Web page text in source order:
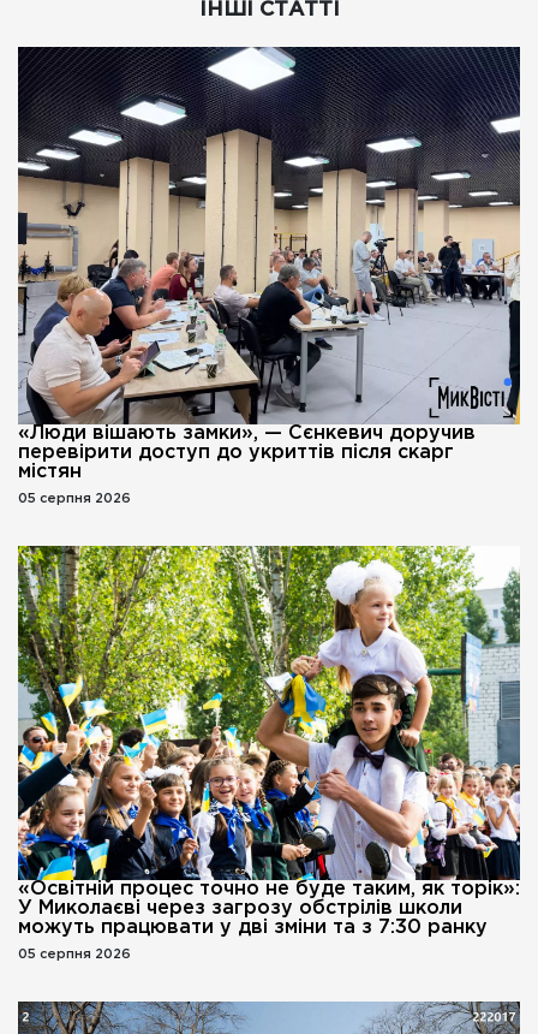
ІНШІ СТАТТІ
«Люди вішають замки», — Сєнкевич доручив
перевірити доступ до укриттів після скарг
містян
05 серпня 2026
«Освітній процес точно не буде таким, як торік»:
У Миколаєві через загрозу обстрілів школи
можуть працювати у дві зміни та з 7:30 ранку
05 серпня 2026